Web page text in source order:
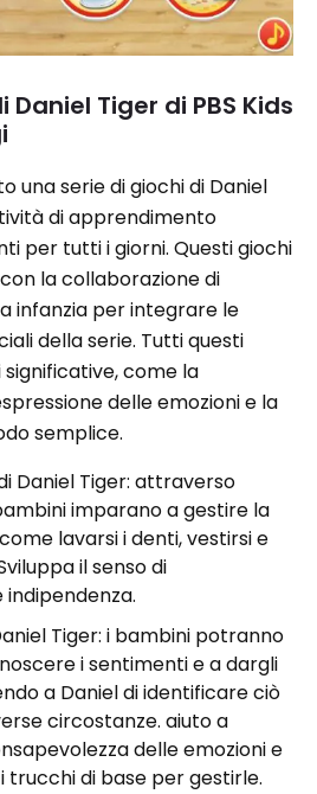
Tiger di PBS Kids
una serie di giochi di Daniel
di apprendimento
per tutti i giorni. Questi giochi
la collaborazione di
infanzia per integrare le
della serie. Tutti questi
come la
delle emozioni e la
semplice.
Daniel Tiger: attraverso
imparano a gestire la
lavarsi i denti, vestirsi e
il senso di
Tiger: i bambini potranno
i sentimenti e a dargli
a Daniel di identificare ciò
circostanze. aiuto a
delle emozioni e
trucchi di base per gestirle.